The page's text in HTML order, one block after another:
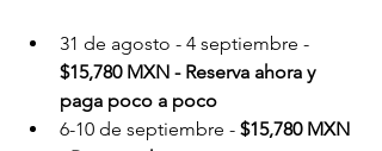
31 de agosto - 4 septiembre -
$15,780 MXN - Reserva ahora y
paga poco a poco
6-10 de septiembre - $15,780 MXN